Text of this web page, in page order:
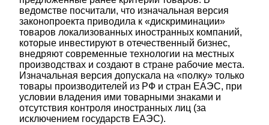
ведомстве посчитали, что изначальная версия
законопроекта приводила к «дискриминации»
товаров локализованных иностранных компаний,
которые инвестируют в отечественный бизнес,
внедряют современные технологии на местных
производствах и создают в стране рабочие места.
Изначальная версия допускала на «полку» только
товары производителей из РФ и стран ЕАЭС, при
условии владения ими товарными знаками и
отсутствия контроля иностранных лиц (за
исключением государств ЕАЭС).